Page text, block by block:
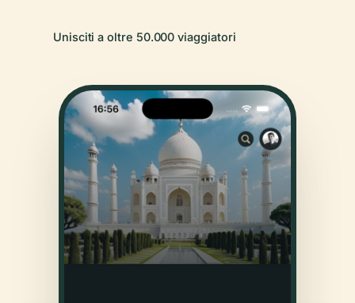
Unisciti a oltre 50.000 viaggiatori